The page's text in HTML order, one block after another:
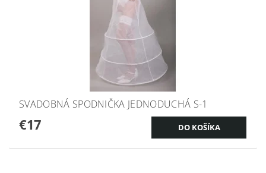
SVADOBNÁ SPODNIČKA JEDNODUCHÁ S-1
€17